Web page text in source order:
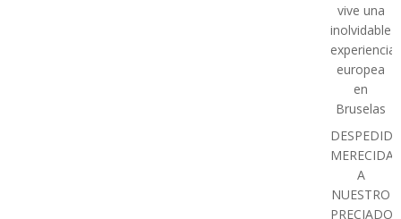
vive una
inolvidable
experiencia
europea
en
Bruselas
DESPEDIDA
MERECIDA
A
NUESTRO
PRECIADO